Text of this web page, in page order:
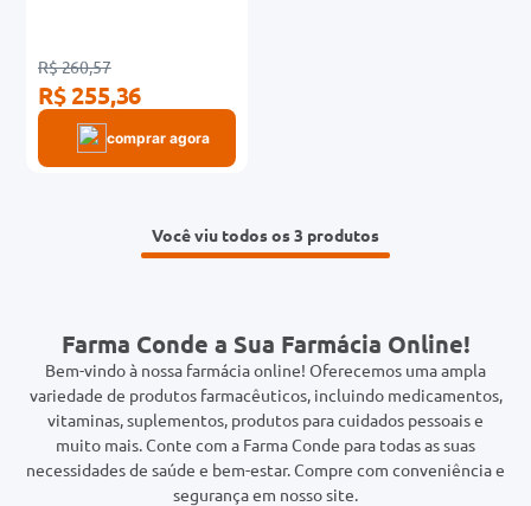
R$ 260,57
R$ 255,36
comprar agora
Você viu todos os 3
Farma Conde a Sua Farmácia Online!
Bem-vindo à nossa farmácia online! Oferecemos uma ampla
variedade de produtos farmacêuticos, incluindo medicamentos,
vitaminas, suplementos, produtos para cuidados pessoais e
muito mais. Conte com a Farma Conde para todas as suas
necessidades de saúde e bem-estar. Compre com conveniência e
segurança em nosso site.